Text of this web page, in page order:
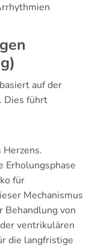
auf der
Dies führt
Herzens.
Erholungsphase
für
Mechanismus
Behandlung von
ventrikulären
die langfristige